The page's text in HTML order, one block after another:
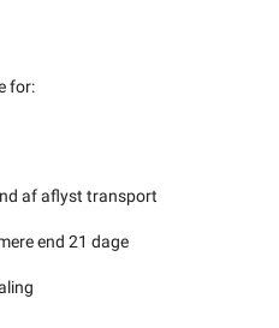
for:
af aflyst transport
end 21 dage